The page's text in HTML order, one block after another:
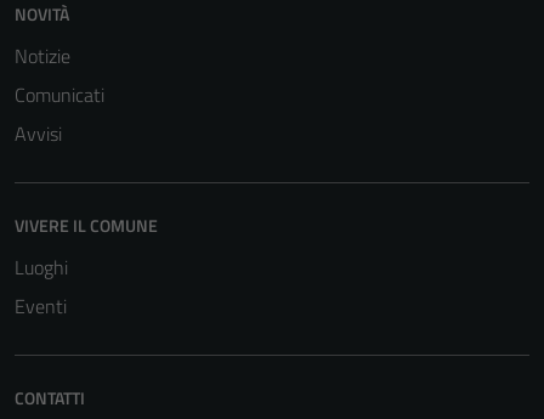
NOVITÀ
Notizie
Comunicati
Avvisi
VIVERE IL COMUNE
Luoghi
Eventi
CONTATTI